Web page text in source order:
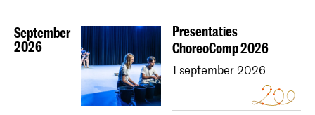
September
2026
Presentaties
ChoreoComp 2026
1 september 2026